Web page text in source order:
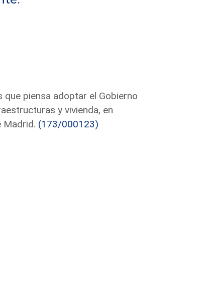
piensa adoptar el Gobierno
y vivienda, en
Madrid. (173/000123)